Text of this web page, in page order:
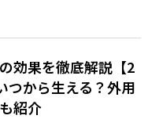
効果を徹底解説【2
つから生える？外用
紹介